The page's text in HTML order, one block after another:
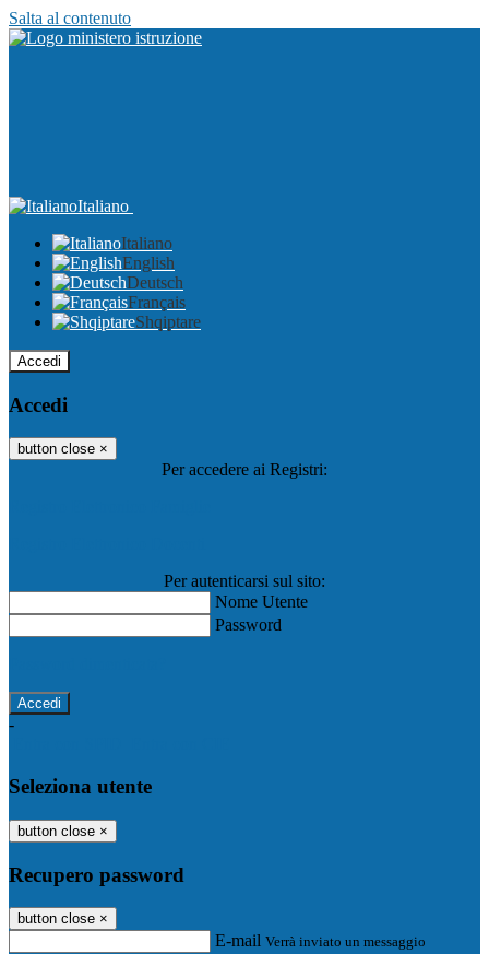
Salta al contenuto
Italiano
Italiano
English
Deutsch
Français
Shqiptare
Accedi
Accedi
button close ×
Per accedere ai Registri:
Per autenticarsi sul sito:
Nome Utente
Password
-
Seleziona utente
button close ×
Recupero password
button close ×
E-mail Verrà inviato un messaggio